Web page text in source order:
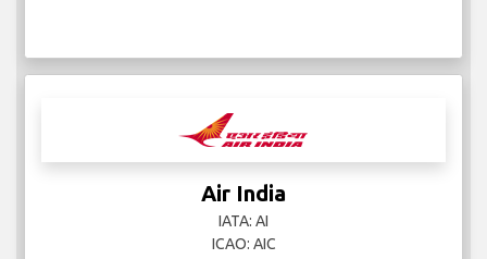
Air India
IATA: AI
ICAO: AIC